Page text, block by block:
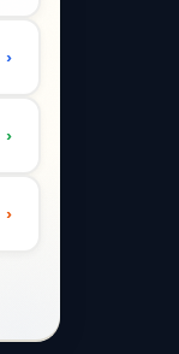
›
›
›